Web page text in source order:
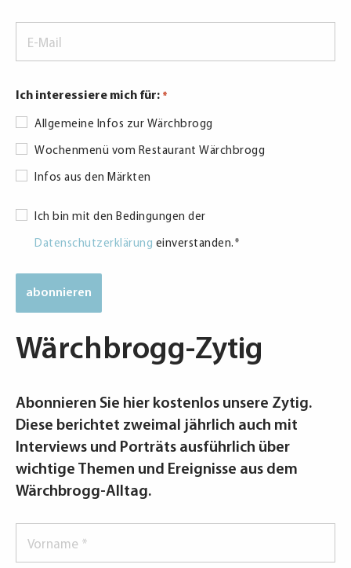
Mail
Ich interessiere mich für: *
Allgemeine Infos zur Wärchbrogg
Wochenmenü vom Restaurant Wärchbrogg
Infos aus den Märkten
Datenschutzerklärung
Ich bin mit den Bedingungen der
Datenschutzerklärung einverstanden. *
Wärchbrogg-Zytig
Abonnieren Sie hier kostenlos unsere Zytig.
Diese berichtet zweimal jährlich auch mit
Interviews und Porträts ausführlich über
wichtige Themen und Ereignisse aus dem
Wärchbrogg-Alltag.